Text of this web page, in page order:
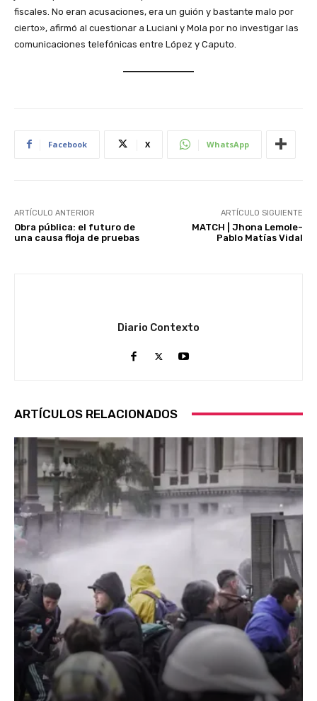
fiscales. No eran acusaciones, era un guión y bastante malo por
cierto», afirmó al cuestionar a Luciani y Mola por no investigar las
comunicaciones telefónicas entre López y Caputo.
Facebook X WhatsApp
ARTÍCULO ANTERIOR
Obra pública: el futuro de
una causa floja de pruebas
ARTÍCULO SIGUIENTE
MATCH | Jhona Lemole-
Pablo Matías Vidal
Diario Contexto
ARTÍCULOS RELACIONADOS